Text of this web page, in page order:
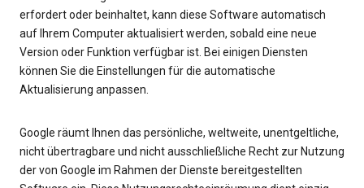
erfordert oder beinhaltet, kann diese Software automatisch
auf Ihrem Computer aktualisiert werden, sobald eine neue
Version oder Funktion verfügbar ist. Bei einigen Diensten
können Sie die Einstellungen für die automatische
Aktualisierung anpassen.
Google räumt Ihnen das persönliche, weltweite, unentgeltliche,
nicht übertragbare und nicht ausschließliche Recht zur Nutzung
der von Google im Rahmen der Dienste bereitgestellten